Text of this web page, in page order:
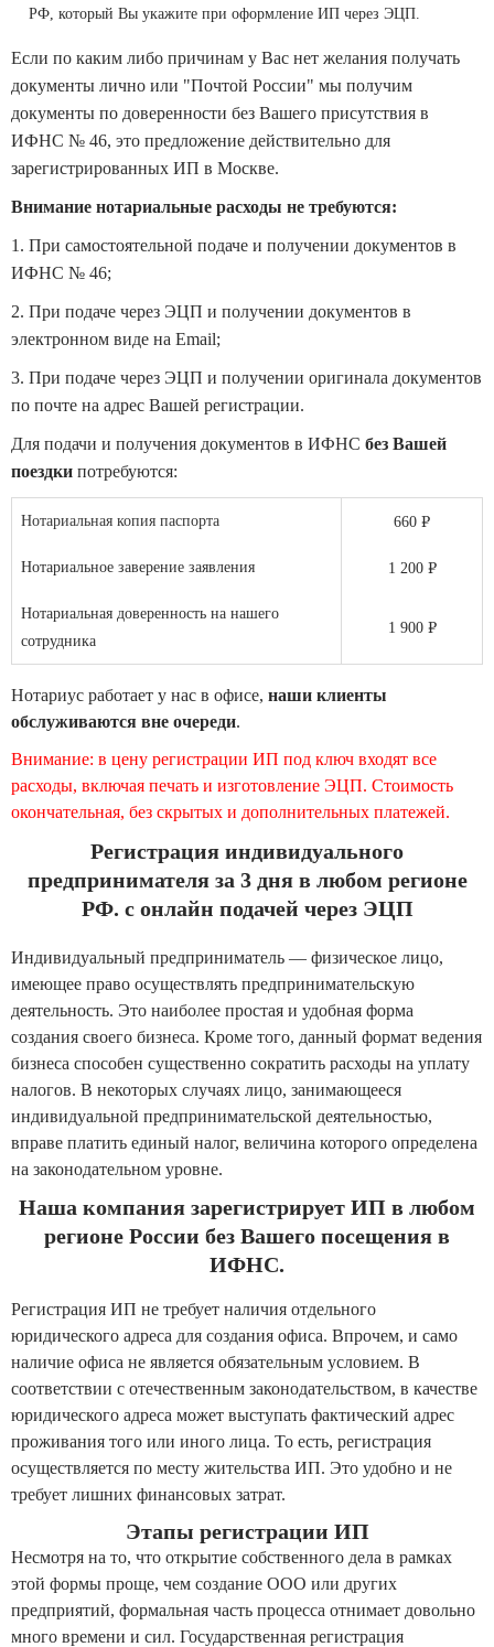
РФ, который Вы укажите при оформление ИП через ЭЦП.
Если по каким либо причинам у Вас нет желания получать
документы лично или "Почтой России" мы получим
документы по доверенности без Вашего присутствия в
ИФНС № 46, это предложение действительно для
зарегистрированных ИП в Москве.
Внимание нотариальные расходы не требуются:
1. При самостоятельной подаче и получении документов в
ИФНС № 46;
2. При подаче через ЭЦП и получении документов в
электронном виде на Еmail;
3. При подаче через ЭЦП и получении оригинала документов
по почте на адрес Вашей регистрации.
Для подачи и получения документов в ИФНС без Вашей
поездки потребуются:
Нотариальная копия паспорта 660 .
Нотариальное заверение заявления 1 200 .
Нотариальная доверенность на нашего
сотрудника
1 900 .
Нотариус работает у нас в офисе, наши клиенты
обслуживаются вне очереди.
Внимание: в цену регистрации ИП под ключ входят все
расходы, включая печать и изготовление ЭЦП. Стоимость
окончательная, без скрытых и дополнительных платежей.
Регистрация индивидуального
предпринимателя за 3 дня в любом регионе
РФ. с онлайн подачей через ЭЦП
Индивидуальный предприниматель — физическое лицо,
имеющее право осуществлять предпринимательскую
деятельность. Это наиболее простая и удобная форма
создания своего бизнеса. Кроме того, данный формат ведения
бизнеса способен существенно сократить расходы на уплату
налогов. В некоторых случаях лицо, занимающееся
индивидуальной предпринимательской деятельностью,
вправе платить единый налог, величина которого определена
на законодательном уровне.
Наша компания зарегистрирует ИП в любом
регионе России без Вашего посещения в
ИФНС.
Регистрация ИП не требует наличия отдельного
юридического адреса для создания офиса. Впрочем, и само
наличие офиса не является обязательным условием. В
соответствии с отечественным законодательством, в качестве
юридического адреса может выступать фактический адрес
проживания того или иного лица. То есть, регистрация
осуществляется по месту жительства ИП. Это удобно и не
требует лишних финансовых затрат.
Этапы регистрации ИП
Несмотря на то, что открытие собственного дела в рамках
этой формы проще, чем создание ООО или других
предприятий, формальная часть процесса отнимает довольно
много времени и сил. Государственная регистрация